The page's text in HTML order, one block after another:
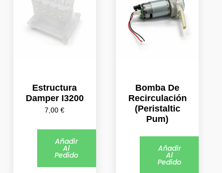
Estructura
Damper I3200
7,00€
Añadir
Al
Pedido
Bomba De
Recirculación
(Peristaltic
Pum)
Añadir
Al
Pedido